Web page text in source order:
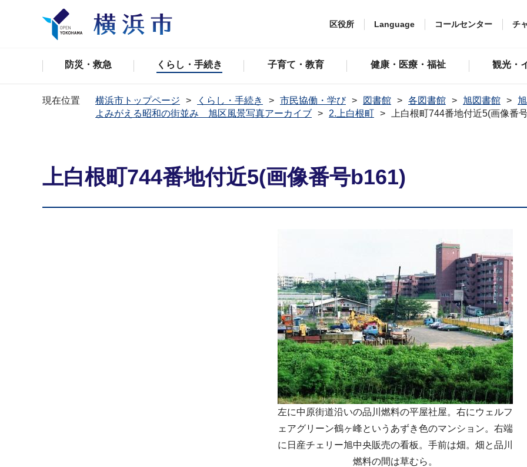
区役所 Language コールセンター チ
防災・救急 くらし・手続き 子育て・教育 健康・医療・福祉 観光・
現在位置 横浜市トップページ くらし・手続き 市民協働・学び 図書館 各図書館 旭図書館
よみがえる昭和の街並み 旭区風景写真アーカイブ
2.上白根町 上白根町744番地付近5(画像番
上白根町744番地付近5(画像番号b161)
左に中原街道沿いの品川燃料の平屋社屋。右にウェルフ
ェアグリーン鶴ヶ峰というあずき色のマンション。右端
に日産チェリー旭中央販売の看板。手前は畑。畑と品川
燃料の間は草むら。